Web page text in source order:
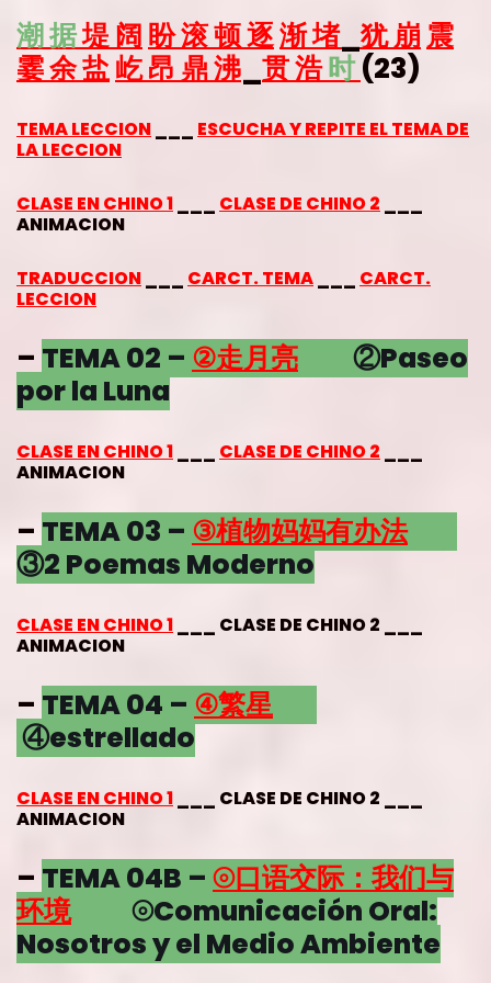
潮据堤阔 盼滚顿逐渐堵_犹崩震
霎余盐屹昂 鼎沸_贯浩时 (23)
TEMA LECCION
ESCUCHA Y REPITE EL TEMA DE
LA LECCION
CLASE EN CHINO 1 CLASE DE CHINO 2
ANIMACION
TRADUCCION CARCT. TEMA
CARCT.
LECCION
– TEMA 02 – ②走月亮 ②Paseo
por la Luna
CLASE EN CHINO 1 CLASE DE CHINO 2
ANIMACION
– TEMA 03 – ③植物妈妈有办法
③2 Poemas Moderno
CLASE EN CHINO 1 ___ CLASE DE CHINO 2 ___
ANIMACION
– TEMA 04 – ④繁星
④estrellado
CLASE EN CHINO 1 ___ CLASE DE CHINO 2 ___
ANIMACION
– TEMA 04B – ⦾口语交际：我们与
环境⦾Comunicación Oral:
Nosotros y el Medio Ambiente